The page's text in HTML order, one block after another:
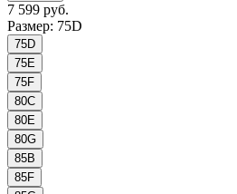
7 599 руб.
Размер: 75D
75D
75E
75F
80C
80E
80G
85B
85F